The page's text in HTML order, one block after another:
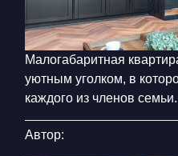
Малогабаритная
уютным уголком, в
каждого из членов семьи.
Автор: